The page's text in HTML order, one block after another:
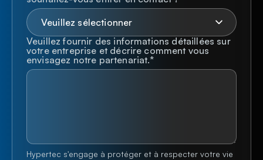
Veuillez fournir des informations détaillées sur
votre entreprise et décrire comment vous
envisagez notre partenariat.*
Hypertec s'engage à protéger et à respecter votre vie